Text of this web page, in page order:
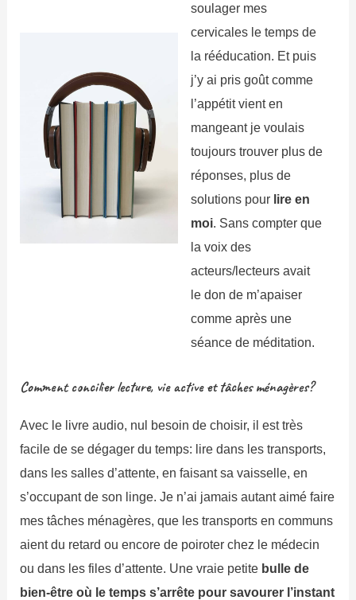
soulager mes
cervicales le temps de
la rééducation. Et puis
j’y ai pris goût comme
l’appétit vient en
mangeant je voulais
toujours trouver plus de
réponses, plus de
solutions pour lire en
moi. Sans compter que
la voix des
acteurs/lecteurs avait
le don de m’apaiser
comme après une
séance de méditation.
Comment concilier lecture, vie active et tâches ménagères?
Avec le livre audio, nul besoin de choisir, il est très
facile de se dégager du temps: lire dans les transports,
dans les salles d’attente, en faisant sa vaisselle, en
s’occupant de son linge. Je n’ai jamais autant aimé faire
mes tâches ménagères, que les transports en communs
aient du retard ou encore de poiroter chez le médecin
ou dans les files d’attente. Une vraie petite bulle de
bien-être où le temps s’arrête pour savourer l’instant